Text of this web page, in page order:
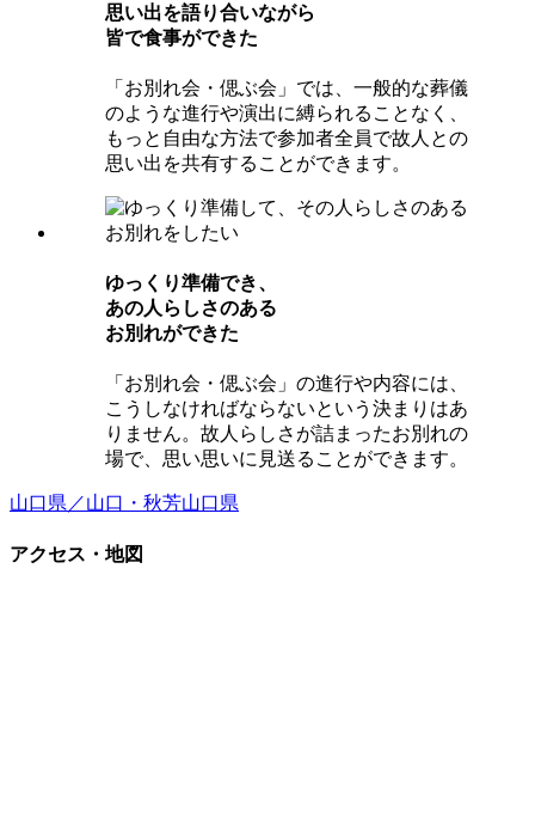
思い出を語り合いながら
皆で⾷事ができた
「お別れ会・偲ぶ会」では、一般的な葬儀
のような進行や演出に縛られることなく、
もっと自由な方法で参加者全員で故人との
思い出を共有することができます。
ゆっくり準備でき、
あの⼈らしさのある
お別れができた
「お別れ会・偲ぶ会」の進行や内容には、
こうしなければならないという決まりはあ
りません。故人らしさが詰まったお別れの
場で、思い思いに見送ることができます。
山口県／山口・秋芳山口県
アクセス・地図